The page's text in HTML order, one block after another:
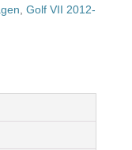
,Golf VII 2012-